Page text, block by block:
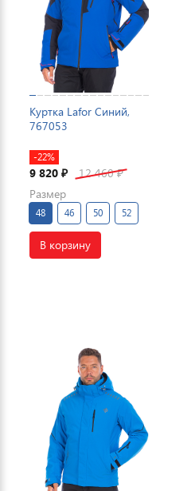
Куртка Lafor Синий,
767053
-22%
9 820 ₽ 12 460₽
Размер
48 46 50 52
В корзину